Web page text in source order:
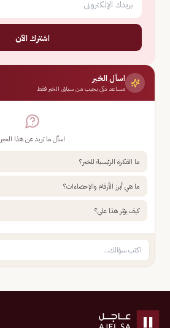
اشترك الآن
اسأل الخبر
مساعد ذكي يجيب من سياق الخبر فقط
اسأل ما تريد عن هذا الخبر
ما الفكرة الرئيسية للخبر؟
ما هي أبرز الأرقام والإحصاءات؟
كيف يؤثر هذا علي؟